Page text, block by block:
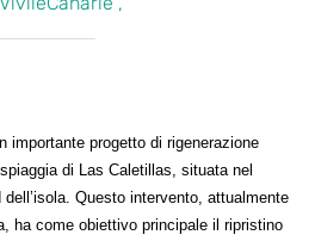
importante progetto di rigenerazione
di Las Caletillas, situata nel
Questo intervento, attualmente
ha come obiettivo principale il ripristino